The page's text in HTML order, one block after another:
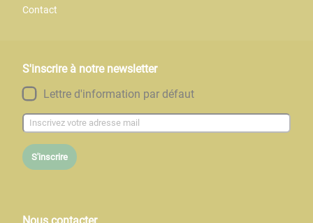
Contact
S'inscrire à notre newsletter
Lettre d'information par défaut
S'inscrire
Nous contacter